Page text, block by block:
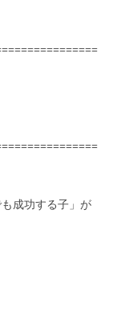
成功する子」が